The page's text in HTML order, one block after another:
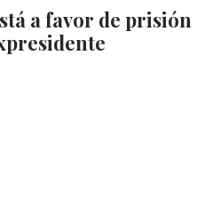
a favor de prisión